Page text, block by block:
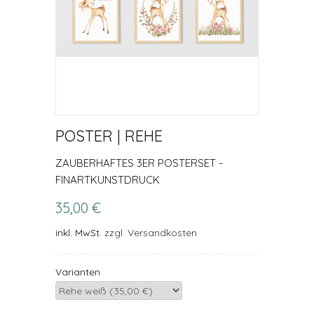
POSTER | REHE
ZAUBERHAFTES 3ER POSTERSET -
FINARTKUNSTDRUCK
35,00 €
inkl. MwSt. zzgl. Versandkosten
Varianten